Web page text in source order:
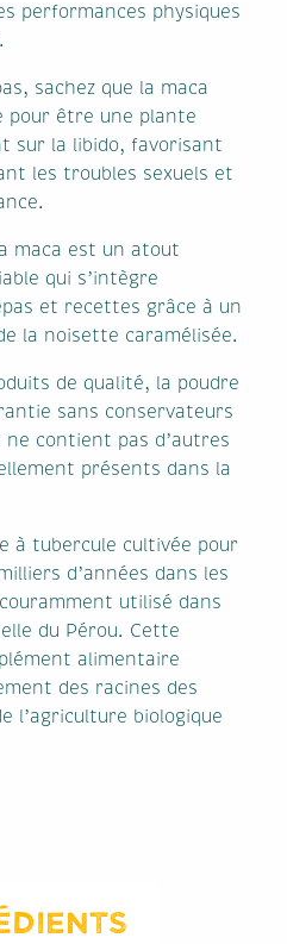
performances physiques
sachez que la maca
pour être une plante
sur la libido, favorisant
les troubles sexuels et
maca est un atout
qui s’intègre
et recettes grâce à un
la noisette caramélisée.
de qualité, la poudre
sans conservateurs
contient pas d’autres
présents dans la
à tubercule cultivée pour
d’années dans les
utilisé dans
du Pérou. Cette
alimentaire
des racines des
l’agriculture biologique